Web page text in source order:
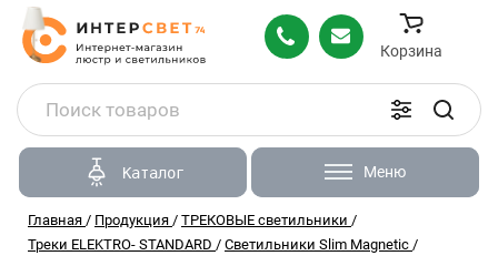
Корзина
Каталог Меню
Главная / Продукция / ТРЕКОВЫЕ светильники /
Треки ELEKTRO- STANDARD / Светильники Slim Magnetic /